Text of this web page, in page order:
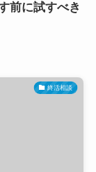
前に試すべき
終活相談